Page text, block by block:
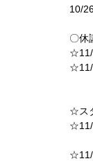
10/
〇休
☆11/
☆11/
☆ス
☆11/
☆11/